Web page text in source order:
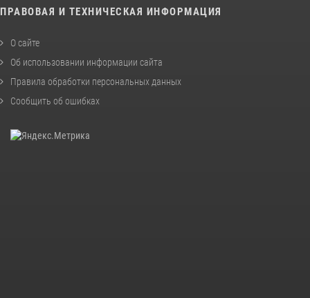
ПРАВОВАЯ И ТЕХНИЧЕСКАЯ ИНФОРМАЦИЯ
О сайте
Об использовании информации сайта
Правила обработки персональных данных
Сообщить об ошибках